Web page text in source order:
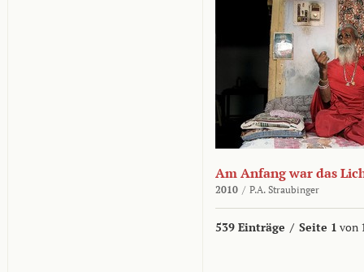
Am Anfang war das
2010 / P.A. Straubinger
539 Einträge / Seite 1 von